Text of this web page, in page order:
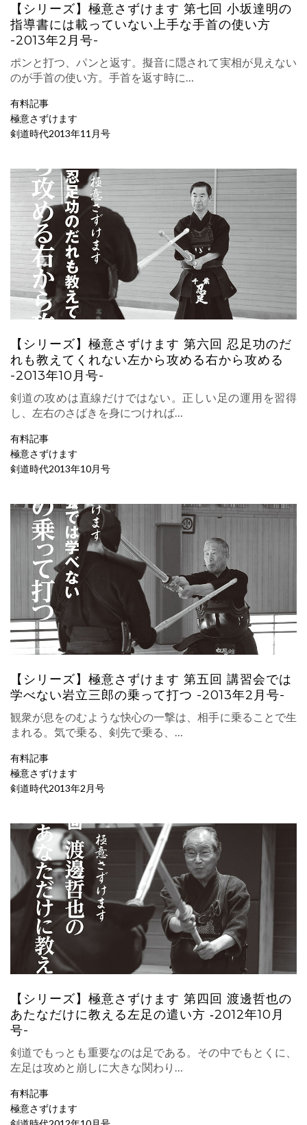
【シリーズ】極意さずけます 第七回 小坂達明の
指導書には載っていない上手な手首の使い方
-2013年2月号-
ポンと打つ、パンと返す。擬音に隠されて実相が見えない
のが手首の使い方。手首を返す時に…
有料記事
極意さずけます
剣道時代2013年11月号
【シリーズ】極意さずけます 第六回 忍足功のだ
れも教えてくれない左から攻める右から攻める
-2013年10月号-
剣道の攻めは直線だけではない。正しい足の運用を習得
し、左右のさばきを身につければ…
有料記事
極意さずけます
剣道時代2013年10月号
【シリーズ】極意さずけます 第五回 講習会では
学べない岩立三郎の乗って打つ -2013年2月号-
観衆が息をのむような快心の一撃は、相手に乗ることで生
まれる。気で乗る、剣先で乗る、…
有料記事
極意さずけます
剣道時代2013年2月号
【シリーズ】極意さずけます 第四回 渡邊哲也の
あたなだけに教える左足の遣い方 ‐2012年10月
号-
剣道でもっとも重要なのは足である。その中でもとくに、
左足は攻めと崩しに大きな関わり…
有料記事
極意さずけます